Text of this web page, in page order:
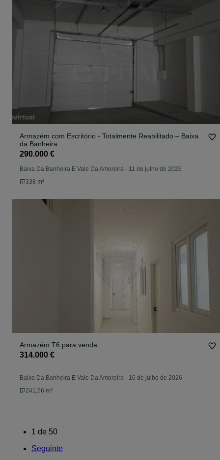
Armazém com Escritório - Totalmente Reabilitado – Baixa
da Banheira
290.000 €
Baixa Da Banheira E Vale Da Amoreira - 11 de julho de 2026
338 m²
Armazém T6 para venda
314.000 €
Baixa Da Banheira E Vale Da Amoreira - 16 de julho de 2026
241,56 m²
1 de 50
Seguinte